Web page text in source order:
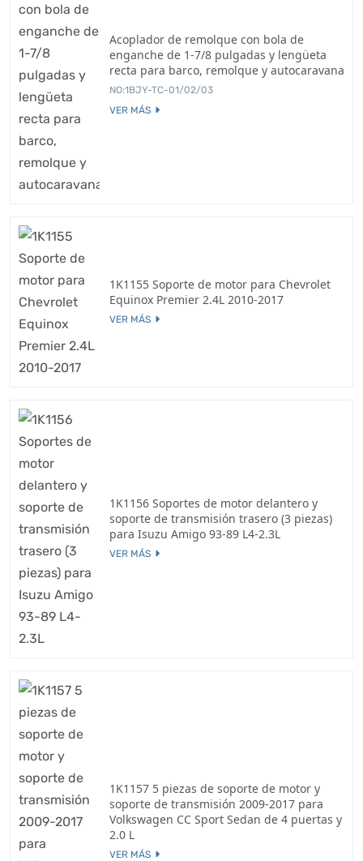
Acoplador de remolque con bola de
enganche de 1-7/8 pulgadas y lengüeta
recta para barco, remolque y autocaravana
NO:1BJY-TC-01/02/03
VER MÁS
1K1155 Soporte de motor para Chevrolet
Equinox Premier 2.4L 2010-2017
VER MÁS
1K1156 Soportes de motor delantero y
soporte de transmisión trasero (3 piezas)
para Isuzu Amigo 93-89 L4-2.3L
VER MÁS
1K1157 5 piezas de soporte de motor y
soporte de transmisión 2009-2017 para
Volkswagen CC Sport Sedan de 4 puertas y
2.0 L
VER MÁS